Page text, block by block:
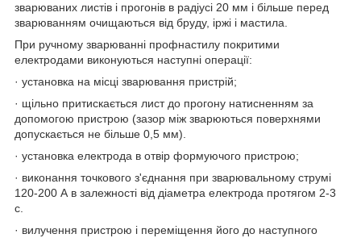
зварюваних листів і прогонів в радіусі 20 мм і більше перед
зварюванням очищаються від бруду, іржі і мастила.
При ручному зварюванні профнастилу покритими
електродами виконуються наступні операції:
· установка на місці зварювання пристрій;
· щільно притискається лист до прогону натисненням за
допомогою пристрою (зазор між зварюються поверхнями
допускається не більше 0,5 мм).
· установка електрода в отвір формуючого пристрою;
· виконання точкового з'єднання при зварювальному струмі
120-200 А в залежності від діаметра електрода протягом 2-3
с.
· вилучення пристрою і переміщення його до наступного